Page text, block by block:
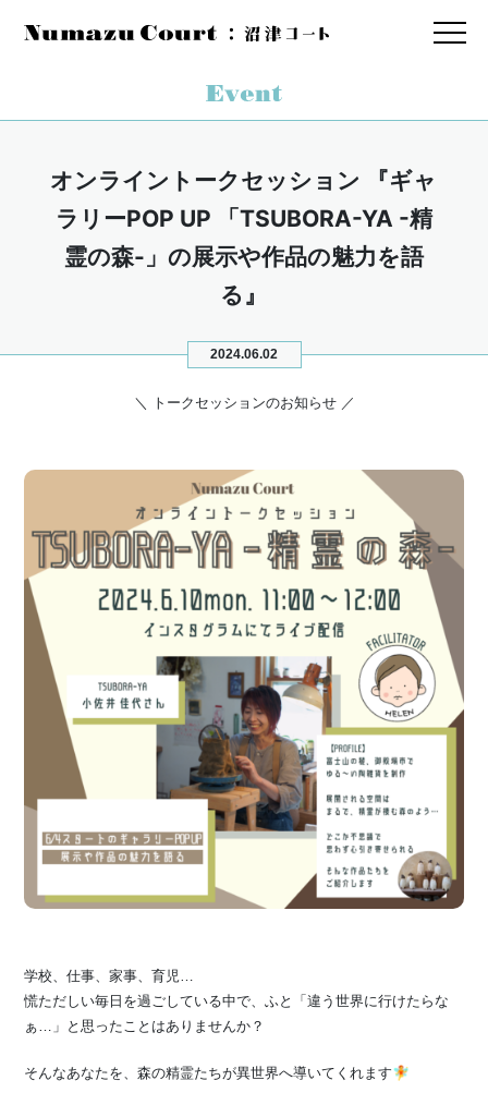
オンライントークセッション 『ギャ
ラリーPOP UP 「TSUBORA-YA -精
霊の森-」の展示や作品の魅力を語
る』
2024.06.02
＼ トークセッションのお知らせ ／
学校、仕事、家事、育児…
慌ただしい毎日を過ごしている中で、ふと「違う世界に行けたらな
ぁ…」と思ったことはありませんか？
そんなあなたを、森の精霊たちが異世界へ導いてくれます🧚